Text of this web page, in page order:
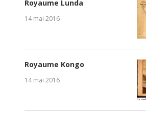
Royaume Lunda
14 mai 2016
Royaume Kongo
14 mai 2016